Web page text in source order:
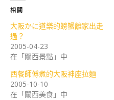
相關
大阪かに道樂的螃蟹離家出走
過？
2005-04-23
在「關西景點」中
西餐師傅煮的大阪神座拉麵
2005-10-10
在「關西美食」中